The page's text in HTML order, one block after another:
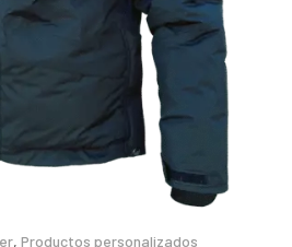
, Productos personalizados